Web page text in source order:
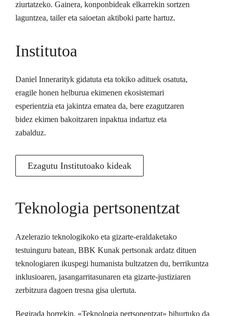
ziurtatzeko. Gainera, konponbideak elkarrekin sortzen
laguntzea, tailer eta saioetan aktiboki parte hartuz.
Institutoa
Daniel Innerarityk gidatuta eta tokiko adituek osatuta,
eragile honen helburua ekimenen ekosistemari
esperientzia eta jakintza ematea da, bere ezagutzaren
bidez ekimen bakoitzaren inpaktua indartuz eta
zabalduz.
Ezagutu Institutoako kideak
Teknologia pertsonentzat
Azelerazio teknologikoko eta gizarte-eraldaketako
testuinguru batean, BBK Kunak pertsonak ardatz dituen
teknologiaren ikuspegi humanista bultzatzen du, berrikuntza
inklusioaren, jasangarritasunaren eta gizarte-justiziaren
zerbitzura dagoen tresna gisa ulertuta.
Begirada horrekin, «Teknologia pertsonentzat» bihurtuko da